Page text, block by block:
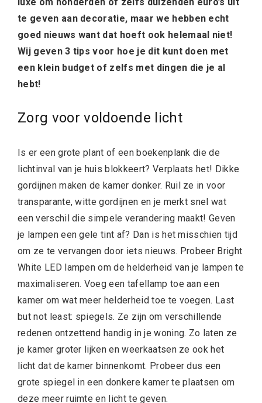
te geven aan decoratie, maar we hebben echt
goed nieuws want dat hoeft ook helemaal niet!
Wij geven 3 tips voor hoe je dit kunt doen met
een klein budget of zelfs met dingen die je al
hebt!
Zorg voor voldoende licht
Is er een grote plant of een boekenplank die de
lichtinval van je huis blokkeert? Verplaats het! Dikke
gordijnen maken de kamer donker. Ruil ze in voor
transparante, witte gordijnen en je merkt snel wat
een verschil die simpele verandering maakt! Geven
je lampen een gele tint af? Dan is het misschien tijd
om ze te vervangen door iets nieuws. Probeer Bright
White LED lampen om de helderheid van je lampen te
maximaliseren. Voeg een tafellamp toe aan een
kamer om wat meer helderheid toe te voegen. Last
but not least: spiegels. Ze zijn om verschillende
redenen ontzettend handig in je woning. Zo laten ze
je kamer groter lijken en weerkaatsen ze ook het
licht dat de kamer binnenkomt. Probeer dus een
grote spiegel in een donkere kamer te plaatsen om
deze meer ruimte en licht te geven.